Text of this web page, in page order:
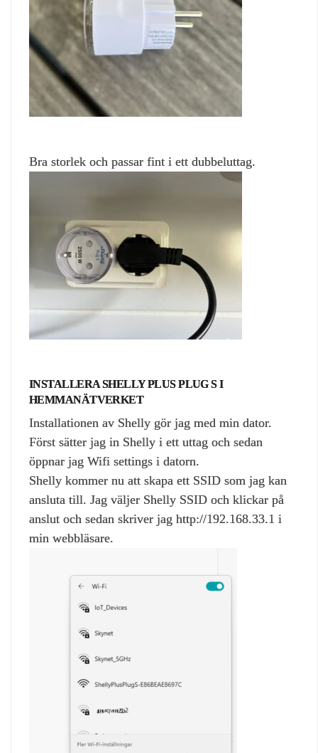
Bra storlek och passar fint i ett dubbeluttag.
INSTALLERA SHELLY PLUS PLUG S I
HEMMANÄTVERKET
Installationen av Shelly gör jag med min dator.
Först sätter jag in Shelly i ett uttag och sedan
öppnar jag Wifi settings i datorn.
Shelly kommer nu att skapa ett SSID som jag kan
ansluta till. Jag väljer Shelly SSID och klickar på
anslut och sedan skriver jag http://192.168.33.1 i
min webbläsare.